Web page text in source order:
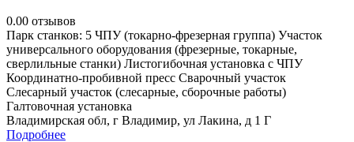
0.00 отзывов
Парк станков: 5 ЧПУ (токарно-фрезерная группа) Участок
универсального оборудования (фрезерные, токарные,
сверлильные станки) Листогибочная установка с ЧПУ
Координатно-пробивной пресс Сварочный участок
Слесарный участок (слесарные, сборочные работы)
Галтовочная установка
Владимирская обл, г Владимир, ул Лакина, д 1 Г
Подробнее